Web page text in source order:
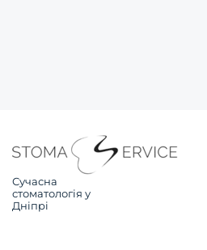
Сучасна
стоматологія у
Дніпрі